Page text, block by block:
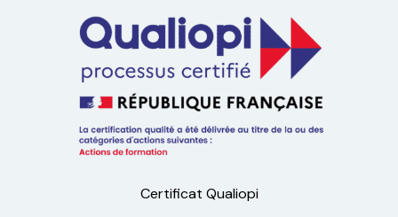
Certificat Qualiopi